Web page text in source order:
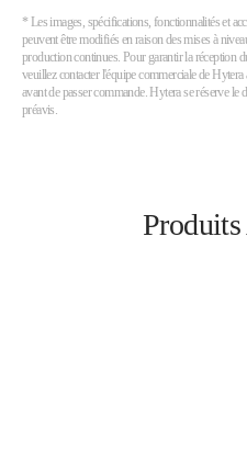
* Les images, spécifications, fonctionnalités et
peuvent être modifiés en raison des mises à
production continues. Pour garantir la réception
veuillez contacter l'équipe commerciale de
avant de passer commande. Hytera se réserve
préavis.
Produits